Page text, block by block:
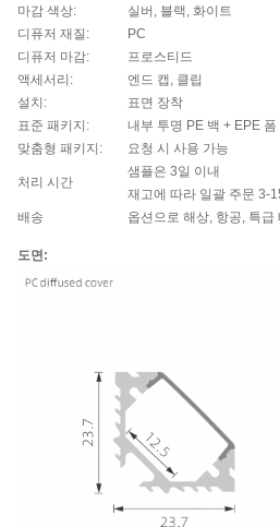
마감 색상:
실버, 블랙, 화이트
디퓨저 재질:
PC
디퓨저 마감:
프로스티드
액세서리:
엔드 캡, 클립
설치:
표면 장착
표준 패키지:
내부 투명 PE 백 + EPE
맞춤형 패키지:
요청 시 사용 가능
처리 시간
샘플은 3일 이내
재고에 따라 일괄 주문 3-
배송
옵션으로 해상, 항공, 특급
도면: